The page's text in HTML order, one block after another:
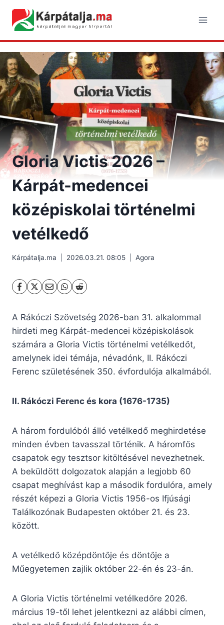
content
Gloria Victis 2026 –
Kárpát-medencei
középiskolai történelmi
vetélkedő
Kárpátalja.ma 2026.03.21. 08:05 Agora
A Rákóczi Szövetség 2026-ban 31. alkalommal
hirdeti meg Kárpát-medencei középiskolások
számára a Gloria Victis történelmi vetélkedőt,
amelynek idei témája, névadónk, II. Rákóczi
Ferenc születésének 350. évfordulója alkalmából.
II. Rákóczi Ferenc és kora (1676-1735)
A három fordulóból álló vetélkedő meghirdetése
minden évben tavasszal történik. A háromfős
csapatok egy tesztsor kitöltésével nevezhetnek.
A beküldött dolgozatok alapján a legjobb 60
csapat meghívást kap a második fordulóra, amely
részét képezi a Gloria Victis 1956-os Ifjúsági
Találkozónak Budapesten október 21. és 23.
között.
A vetélkedő középdöntője és döntője a
Műegyetemen zajlik október 22-én és 23-án.
A Gloria Victis történelmi vetélkedőre 2026.
március 19-től lehet jelentkezni az alábbi címen,